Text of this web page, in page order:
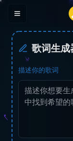
Menu
歌词生成
描述你的歌词